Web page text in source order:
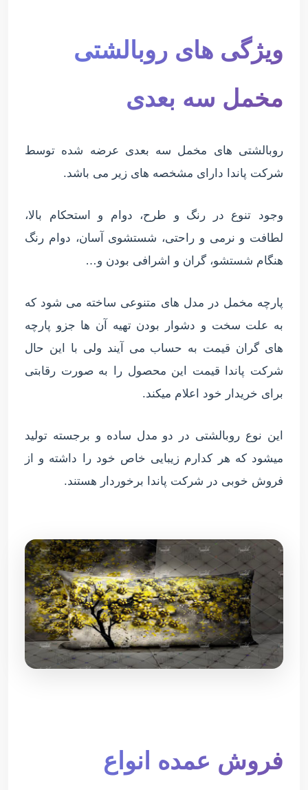
ویژگی های روبالشتی
مخمل سه بعدی
روبالشتی های مخمل سه بعدی عرضه شده توسط
شرکت پاندا دارای مشخصه های زیر می باشد.
وجود تنوع در رنگ و طرح، دوام و استحکام بالا،
لطافت و نرمی و راحتی، شستشوی آسان، دوام رنگ
هنگام شستشو، گران و اشرافی بودن و…
پارچه مخمل در مدل های متنوعی ساخته می شود که
به علت سخت و دشوار بودن تهیه آن ها جزو پارچه
های گران قیمت به حساب می آیند ولی با این حال
شرکت پاندا قیمت این محصول را به صورت رقابتی
برای خریدار خود اعلام میکند.
این نوع روبالشتی در دو مدل ساده و برجسته تولید
میشود که هر کدارم زیبایی خاص خود را داشته و از
فروش خوبی در شرکت پاندا برخوردار هستند.
فروش عمده انواع